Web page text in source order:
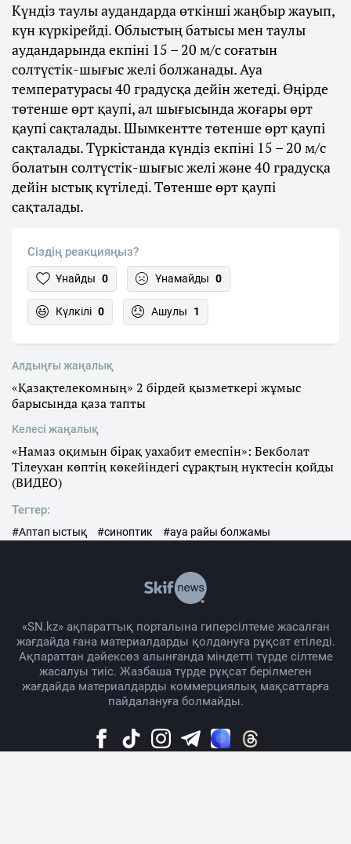
Күндіз таулы аудандарда өткінші жаңбыр жауып,
күн күркірейді. Облыстың батысы мен таулы
аудандарында екпіні 15 – 20 м/с соғатын
солтүстік-шығыс желі болжанады. Ауа
температурасы 40 градусқа дейін жетеді. Өңірде
төтенше өрт қаупі, ал шығысында жоғары өрт
қаупі сақталады. Шымкентте төтенше өрт қаупі
сақталады. Түркістанда күндіз екпіні 15 – 20 м/с
болатын солтүстік-шығыс желі және 40 градусқа
дейін ыстық күтіледі. Төтенше өрт қаупі
сақталады.
Сіздің реакцияңыз?
Ұнайды 0 Ұнамайды 0
Күлкілі 0 Ашулы 1
Алдыңғы жаңалық
«Қазақтелекомның» 2 бірдей қызметкері жұмыс
барысында қаза тапты
Келесі жаңалық
«Намаз оқимын бірақ уахабит емеспін»: Бекболат
Тілеухан көптің көкейіндегі сұрақтың нүктесін қойды
(ВИДЕО)
Тегтер:
#Аптап ыстық #синоптик #ауа райы болжамы
«SN.kz» ақпараттық порталына гиперсілтеме жасалған
жағдайда ғана материалдарды қолдануға рұқсат етіледі.
Ақпараттан дәйексөз алынғанда міндетті түрде сілтеме
жасалуы тиіс. Жазбаша түрде рұқсат берілмеген
жағдайда материалдарды коммерциялық мақсаттарға
пайдалануға болмайды.